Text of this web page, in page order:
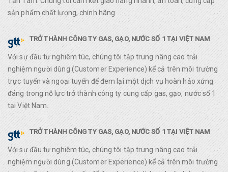
sản phẩm chất lượng, chính hãng.
TRỞ THÀNH CÔNG TY GAS, GẠO, NƯỚC SỐ 1 TẠI VIỆT NAM
Với sự đầu tư nghiêm túc, chúng tôi tập trung nâng cao trải
nghiệm người dùng (Customer Experience) kể cả trên môi trường
trực tuyến và ngoại tuyến để đem lại một dịch vụ hoàn hảo xứng
đáng trong nỗ lực trở thành công ty cung cấp gas, gạo, nước số 1
tại Việt Nam.
TRỞ THÀNH CÔNG TY GAS, GẠO, NƯỚC SỐ 1 TẠI VIỆT NAM
Với sự đầu tư nghiêm túc, chúng tôi tập trung nâng cao trải
nghiệm người dùng (Customer Experience) kể cả trên môi trường